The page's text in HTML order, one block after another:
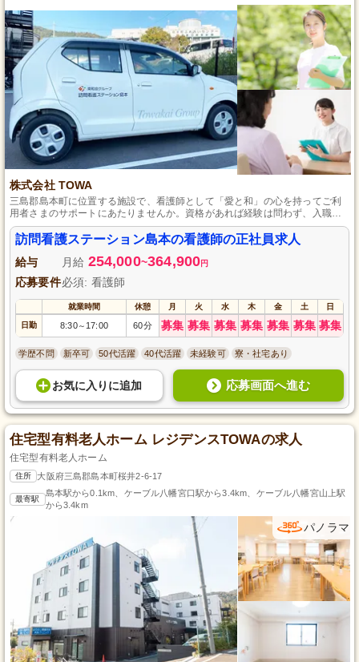
株式会社 TOWA
三島郡島本町に位置する施設で、看護師として「愛と和」の心を持ってご利
用者さまのサポートにあたりませんか。資格があれば経験は問わず、入職時
から有休が付与されるため、仕事とプライベートのバランスを大切にしなが
らスタートできます。安定した環境で、ご利用者さまの快適な毎日を支える
やりがいのある仕事です。
訪問看護ステーション島本の看護師の正社員求人
給与 月給 254,000~364,900円
応募要件必須: 看護師
就業時間 休憩 月 火 水 木 金 土 日
日勤 8:30～ 17:00 60分 募集 募集 募集 募集 募集 募集 募集
学歴不問 新卒可 50代活躍 40代活躍 未経験可 寮・社宅あり
お気に入り に追加 応募画面へ進む
住宅型有料老人ホーム レジデンスTOWAの求人
住宅型有料老人ホーム
住所 大阪府三島郡島本町桜井2-6-17
最寄駅
島本駅から0.1km、ケーブル八幡宮口駅から3.4km、ケーブル八幡宮山上駅
から3.4km
パノラマ